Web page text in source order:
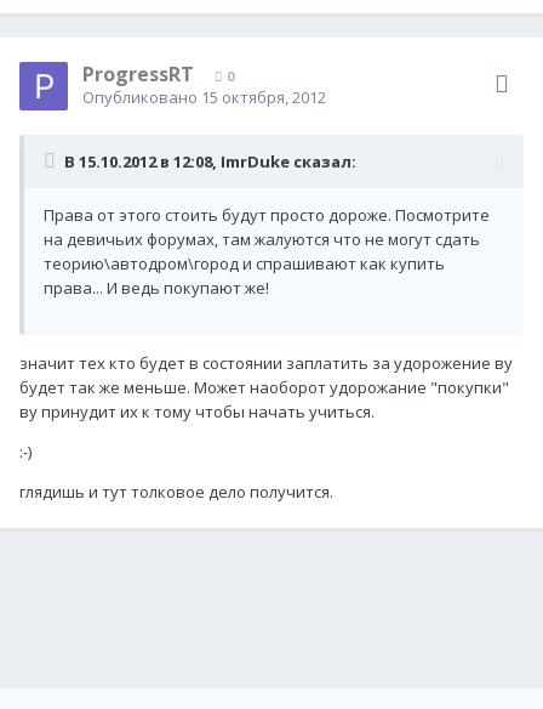
ProgressRT 0
Опубликовано 15 октября, 2012
В 15.10.2012 в 12:08, ImrDuke сказал:
Права от этого стоить будут просто дороже. Посмотрите
на девичьих форумах, там жалуются что не могут сдать
теорию\автодром\город и спрашивают как купить
права... И ведь покупают же!
значит тех кто будет в состоянии заплатить за удорожение ву
будет так же меньше. Может наоборот удорожание "покупки"
ву принудит их к тому чтобы начать учиться.
:-)
глядишь и тут толковое дело получится.